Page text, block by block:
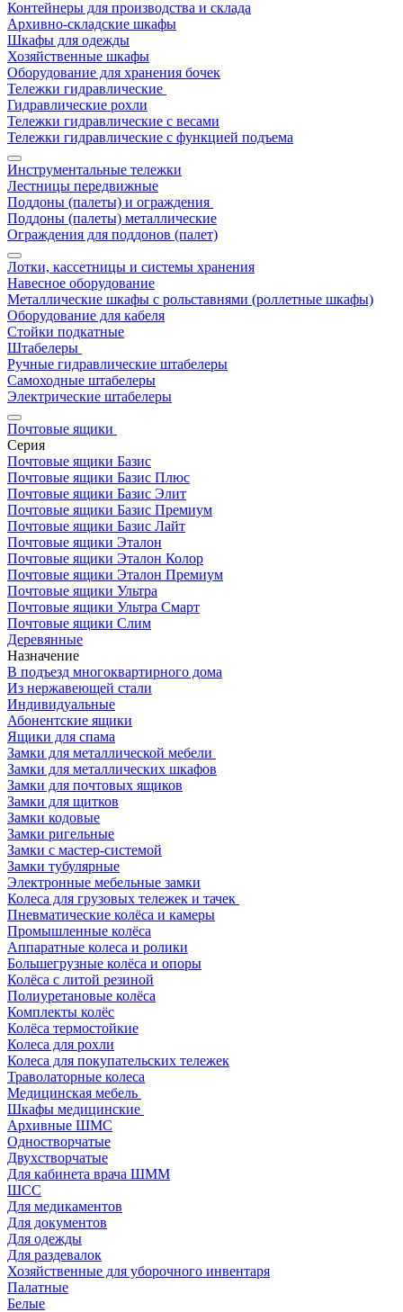
Контейнеры для производства и склада
Архивно-складские шкафы
Шкафы для одежды
Хозяйственные шкафы
Оборудование для хранения бочек
Тележки гидравлические
Гидравлические рохли
Тележки гидравлические с весами
Тележки гидравлические с функцией подъема
Инструментальные тележки
Лестницы передвижные
Поддоны (палеты) и ограждения
Поддоны (палеты) металлические
Ограждения для поддонов (палет)
Лотки, кассетницы и системы хранения
Навесное оборудование
Металлические шкафы с рольставнями (роллетные шкафы)
Оборудование для кабеля
Стойки подкатные
Штабелеры
Ручные гидравлические штабелеры
Самоходные штабелеры
Электрические штабелеры
Почтовые ящики
Серия
Почтовые ящики Базис
Почтовые ящики Базис Плюс
Почтовые ящики Базис Элит
Почтовые ящики Базис Премиум
Почтовые ящики Базис Лайт
Почтовые ящики Эталон
Почтовые ящики Эталон Колор
Почтовые ящики Эталон Премиум
Почтовые ящики Ультра
Почтовые ящики Ультра Смарт
Почтовые ящики Слим
Деревянные
Назначение
В подъезд многоквартирного дома
Из нержавеющей стали
Индивидуальные
Абонентские ящики
Ящики для спама
Замки для металлической мебели
Замки для металлических шкафов
Замки для почтовых ящиков
Замки для щитков
Замки кодовые
Замки ригельные
Замки с мастер-системой
Замки тубулярные
Электронные мебельные замки
Колеса для грузовых тележек и тачек
Пневматические колёса и камеры
Промышленные колёса
Аппаратные колеса и ролики
Большегрузные колёса и опоры
Колёса с литой резиной
Полиуретановые колёса
Комплекты колёс
Колёса термостойкие
Колеса для рохли
Колеса для покупательских тележек
Траволаторные колеса
Медицинская мебель
Шкафы медицинские
Архивные ШМС
Одностворчатые
Двухстворчатые
Для кабинета врача ШММ
ШСС
Для медикаментов
Для документов
Для одежды
Для раздевалок
Хозяйственные для уборочного инвентаря
Палатные
Белые